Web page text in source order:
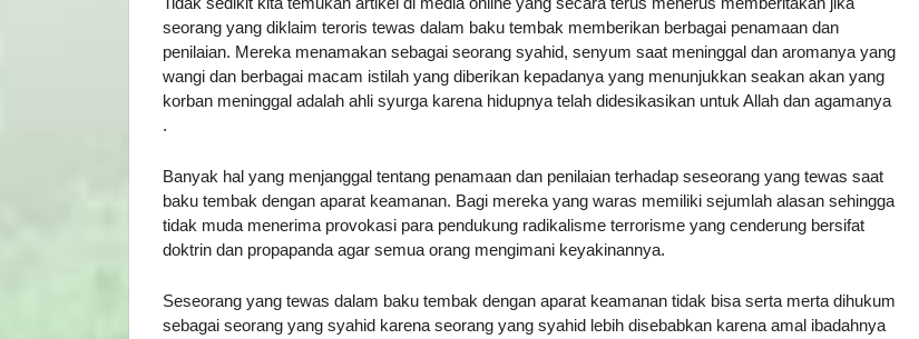
seorang yang diklaim teroris tewas dalam baku tembak memberikan berbagai penamaan dan
penilaian. Mereka menamakan sebagai seorang syahid, senyum saat meninggal dan aromanya yang
wangi dan berbagai macam istilah yang diberikan kepadanya yang menunjukkan seakan akan yang
korban meninggal adalah ahli syurga karena hidupnya telah didesikasikan untuk Allah dan agamanya
.
Banyak hal yang menjanggal tentang penamaan dan penilaian terhadap seseorang yang tewas saat
baku tembak dengan aparat keamanan. Bagi mereka yang waras memiliki sejumlah alasan sehingga
tidak muda menerima provokasi para pendukung radikalisme terrorisme yang cenderung bersifat
doktrin dan propapanda agar semua orang mengimani keyakinannya.
Seseorang yang tewas dalam baku tembak dengan aparat keamanan tidak bisa serta merta dihukum
sebagai seorang yang syahid karena seorang yang syahid lebih disebabkan karena amal ibadahnya